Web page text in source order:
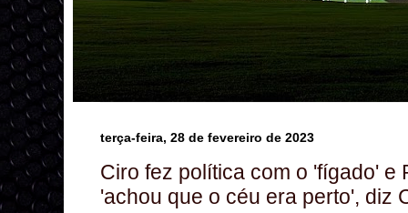
terça-feira, 28 de fevereiro de 2023
Ciro fez política com o 'fígado' e
'achou que o céu era perto', diz